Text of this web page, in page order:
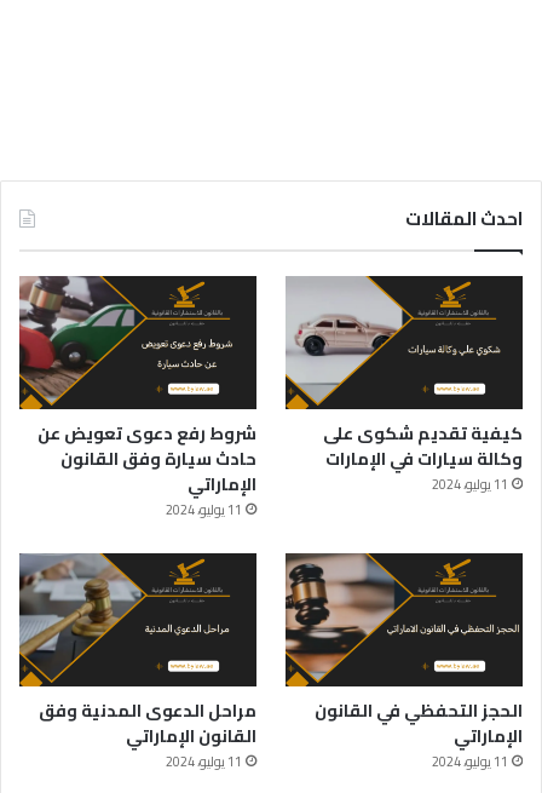
احدث المقالات
كيفية تقديم شكوى على
وكالة سيارات في الإمارات
11 يوليو، 2024
شروط رفع دعوى تعويض عن
حادث سيارة وفق القانون
الإماراتي
11 يوليو، 2024
الحجز التحفظي في القانون
الإماراتي
11 يوليو، 2024
مراحل الدعوى المدنية وفق
القانون الإماراتي
11 يوليو، 2024